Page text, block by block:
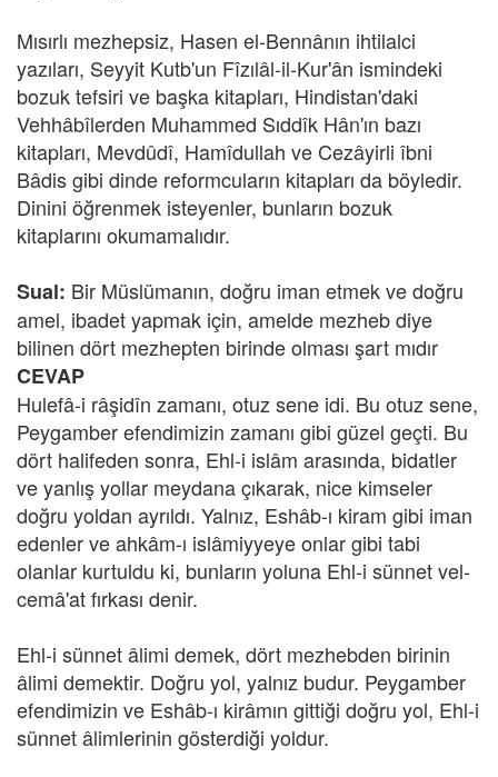
Mısırlı mezhepsiz, Hasen el-Bennânın ihtilalci
yazıları, Seyyit Kutb'un Fîzılâl-il-Kur'ân ismindeki
bozuk tefsiri ve başka kitapları, Hindistan'daki
Vehhâbîlerden Muhammed Sıddîk Hân'ın bazı
kitapları, Mevdûdî, Hamîdullah ve Cezâyirli îbni
Bâdis gibi dinde reformcuların kitapları da böyledir.
Dinini öğrenmek isteyenler, bunların bozuk
kitaplarını okumamalıdır.
Sual: Bir Müslümanın, doğru iman etmek ve doğru
amel, ibadet yapmak için, amelde mezheb diye
bilinen dört mezhepten birinde olması şart mıdır
CEVAP
Hulefâ-i râşidîn zamanı, otuz sene idi. Bu otuz sene,
Peygamber efendimizin zamanı gibi güzel geçti. Bu
dört halifeden sonra, Ehl-i islâm arasında, bidatler
ve yanlış yollar meydana çıkarak, nice kimseler
doğru yoldan ayrıldı. Yalnız, Eshâb-ı kiram gibi iman
edenler ve ahkâm-ı islâmiyyeye onlar gibi tabi
olanlar kurtuldu ki, bunların yoluna Ehl-i sünnet vel-
cemâ'at fırkası denir.
Ehl-i sünnet âlimi demek, dört mezhebden birinin
âlimi demektir. Doğru yol, yalnız budur. Peygamber
efendimizin ve Eshâb-ı kirâmın gittiği doğru yol, Ehl-i
sünnet âlimlerinin gösterdiği yoldur.